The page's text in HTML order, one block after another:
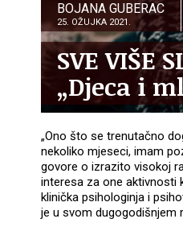
BOJANA GUBERAC
25. OŽUJKA 2021.
SVE VIŠE
„Djeca i
„Ono što se trenutačno
nekoliko mjeseci, imam
govore o izrazito visokoj
interesa za one aktivnosti
klinička psihologinja i
je u svom dugogodišnjem